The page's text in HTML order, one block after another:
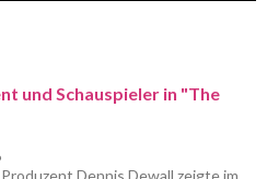
und Schauspieler in "The
Dennis Dewall zeigte im